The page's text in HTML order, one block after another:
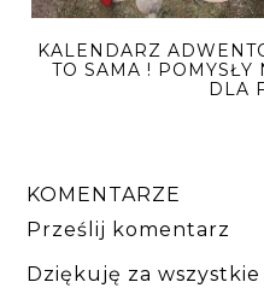
KALENDARZ
TO SAMA !
DLA
KOMENTARZE
Prześlij komentarz
Dziękuję za